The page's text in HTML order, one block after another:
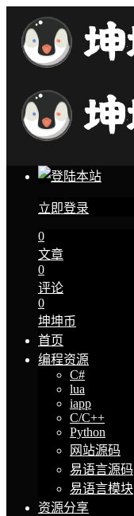
立即登录
0
文章
0
评论
0
坤坤币
首页
编程资源
C#
lua
iapp
C/C++
Python
网站源码
易语言源码
易语言模块
资源分享